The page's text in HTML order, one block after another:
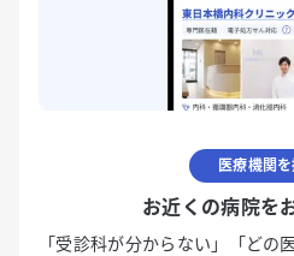
医療機関
お近くの病院を
「受診科が分からない」「どの